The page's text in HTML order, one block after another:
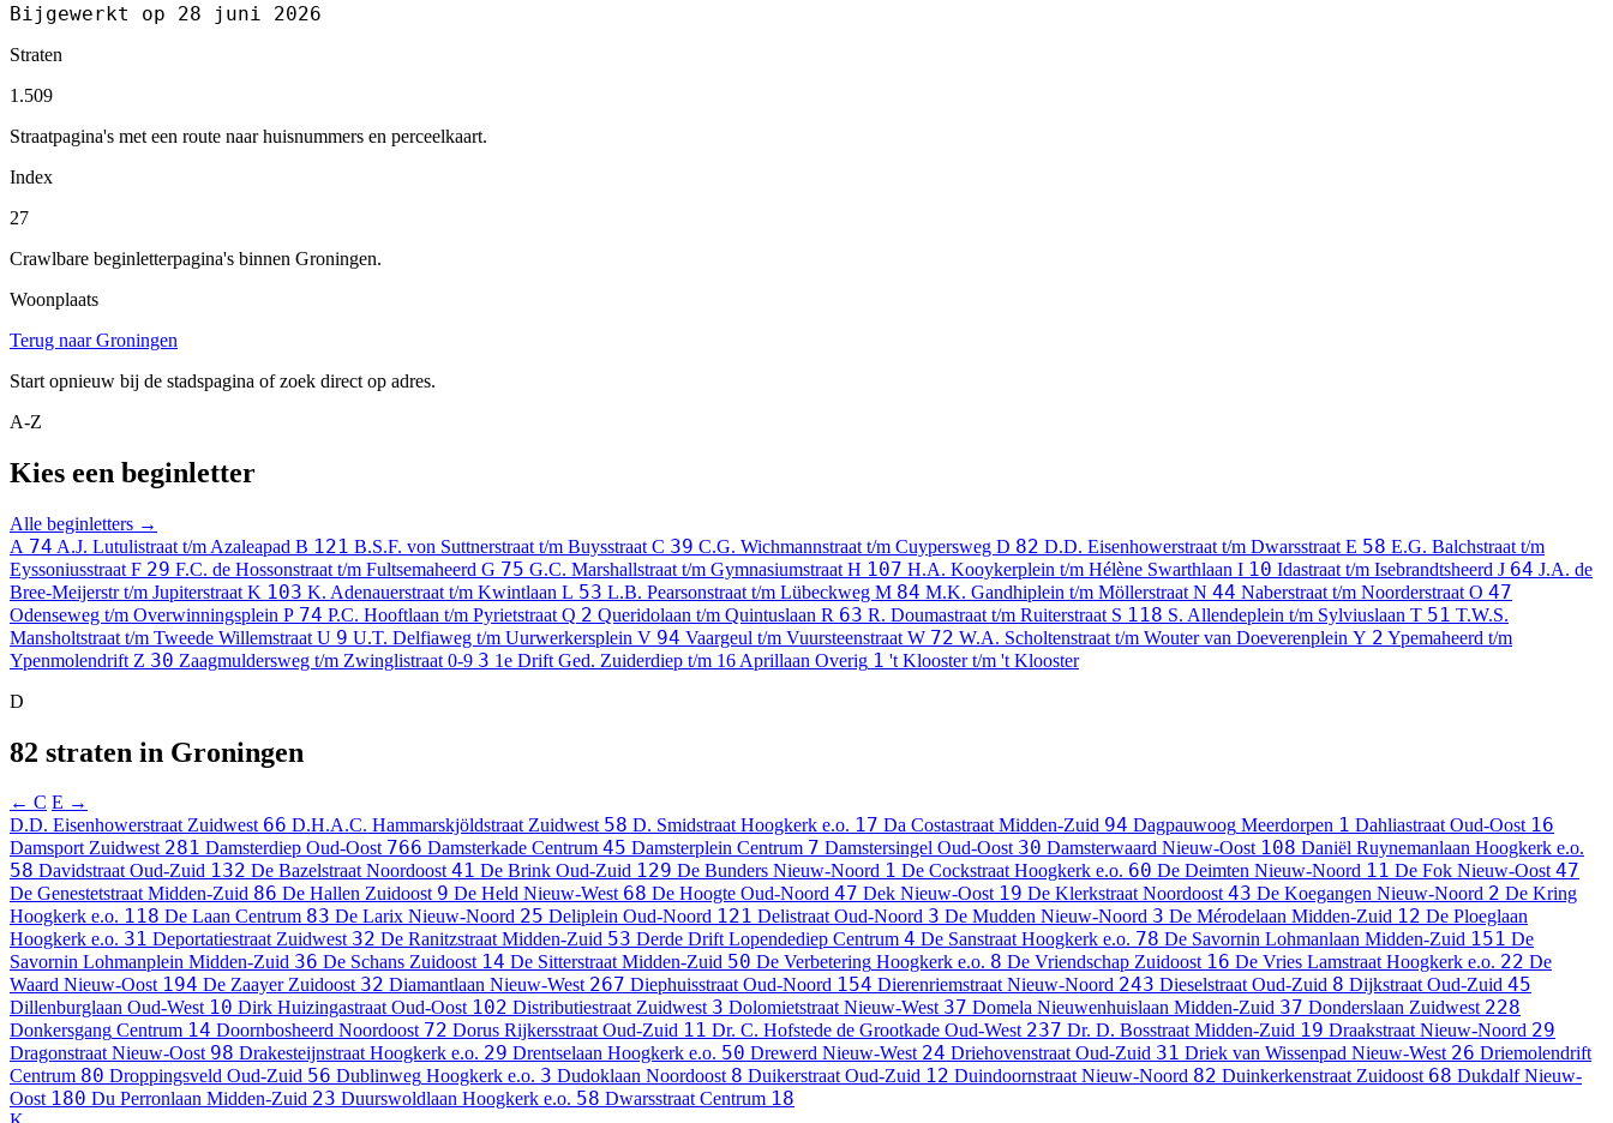
Bijgewerkt op 28 juni 2026
Straten
1.509
Straatpagina's met een route naar huisnummers en perceelkaart.
Index
27
Crawlbare beginletterpagina's binnen Groningen.
Woonplaats
Terug naar Groningen
Start opnieuw bij de stadspagina of zoek direct op adres.
A-Z
Kies een beginletter
Alle beginletters →
A 74 A.J. Lutulistraat t/m Azaleapad B 121 B.S.F. von Suttnerstraat t/m Buysstraat C 39 C.G. Wichmannstraat t/m Cuypersweg D 82 D.D. Eisenhowerstraat t/m Dwarsstraat E 58 E.G. Balchstraat t/m
Eyssoniusstraat F 29 F.C. de Hossonstraat t/m Fultsemaheerd G 75 G.C. Marshallstraat t/m Gymnasiumstraat H 107 H.A. Kooykerplein t/m Hélène Swarthlaan I 10 Idastraat t/m Isebrandtsheerd J 64 J.A. de
Bree-Meijerstr t/m Jupiterstraat K 103 K. Adenauerstraat t/m Kwintlaan L 53 L.B. Pearsonstraat t/m Lübeckweg M 84 M.K. Gandhiplein t/m Möllerstraat N 44 Naberstraat t/m Noorderstraat O 47
Odenseweg t/m Overwinningsplein P 74 P.C. Hooftlaan t/m Pyrietstraat Q 2 Queridolaan t/m Quintuslaan R 63 R. Doumastraat t/m Ruiterstraat S 118 S. Allendeplein t/m Sylviuslaan T 51 T.W.S.
Mansholtstraat t/m Tweede Willemstraat U 9 U.T. Delfiaweg t/m Uurwerkersplein V 94 Vaargeul t/m Vuursteenstraat W 72 W.A. Scholtenstraat t/m Wouter van Doeverenplein Y 2 Ypemaheerd t/m
Ypenmolendrift Z 30 Zaagmuldersweg t/m Zwinglistraat 0-9 3 1e Drift Ged. Zuiderdiep t/m 16 Aprillaan Overig 1 't Klooster t/m 't Klooster
D
82 straten in Groningen
← C E →
D.D. Eisenhowerstraat Zuidwest 66 D.H.A.C. Hammarskjöldstraat Zuidwest 58 D. Smidstraat Hoogkerk e.o. 17 Da Costastraat Midden-Zuid 94 Dagpauwoog Meerdorpen 1 Dahliastraat Oud-Oost 16
Damsport Zuidwest 281 Damsterdiep Oud-Oost 766 Damsterkade Centrum 45 Damsterplein Centrum 7 Damstersingel Oud-Oost 30 Damsterwaard Nieuw-Oost 108 Daniël Ruynemanlaan Hoogkerk e.o.
58 Davidstraat Oud-Zuid 132 De Bazelstraat Noordoost 41 De Brink Oud-Zuid 129 De Bunders Nieuw-Noord 1 De Cockstraat Hoogkerk e.o. 60 De Deimten Nieuw-Noord 11 De Fok Nieuw-Oost 47
De Genestetstraat Midden-Zuid 86 De Hallen Zuidoost 9 De Held Nieuw-West 68 De Hoogte Oud-Noord 47 Dek Nieuw-Oost 19 De Klerkstraat Noordoost 43 De Koegangen Nieuw-Noord 2 De Kring
Hoogkerk e.o. 118 De Laan Centrum 83 De Larix Nieuw-Noord 25 Deliplein Oud-Noord 121 Delistraat Oud-Noord 3 De Mudden Nieuw-Noord 3 De Mérodelaan Midden-Zuid 12 De Ploeglaan
Hoogkerk e.o. 31 Deportatiestraat Zuidwest 32 De Ranitzstraat Midden-Zuid 53 Derde Drift Lopendediep Centrum 4 De Sanstraat Hoogkerk e.o. 78 De Savornin Lohmanlaan Midden-Zuid 151 De
Savornin Lohmanplein Midden-Zuid 36 De Schans Zuidoost 14 De Sitterstraat Midden-Zuid 50 De Verbetering Hoogkerk e.o. 8 De Vriendschap Zuidoost 16 De Vries Lamstraat Hoogkerk e.o. 22 De
Waard Nieuw-Oost 194 De Zaayer Zuidoost 32 Diamantlaan Nieuw-West 267 Diephuisstraat Oud-Noord 154 Dierenriemstraat Nieuw-Noord 243 Dieselstraat Oud-Zuid 8 Dijkstraat Oud-Zuid 45
Dillenburglaan Oud-West 10 Dirk Huizingastraat Oud-Oost 102 Distributiestraat Zuidwest 3 Dolomietstraat Nieuw-West 37 Domela Nieuwenhuislaan Midden-Zuid 37 Donderslaan Zuidwest 228
Donkersgang Centrum 14 Doornbosheerd Noordoost 72 Dorus Rijkersstraat Oud-Zuid 11 Dr. C. Hofstede de Grootkade Oud-West 237 Dr. D. Bosstraat Midden-Zuid 19 Draakstraat Nieuw-Noord 29
Dragonstraat Nieuw-Oost 98 Drakesteijnstraat Hoogkerk e.o. 29 Drentselaan Hoogkerk e.o. 50 Drewerd Nieuw-West 24 Driehovenstraat Oud-Zuid 31 Driek van Wissenpad Nieuw-West 26 Driemolendrift
Centrum 80 Droppingsveld Oud-Zuid 56 Dublinweg Hoogkerk e.o. 3 Dudoklaan Noordoost 8 Duikerstraat Oud-Zuid 12 Duindoornstraat Nieuw-Noord 82 Duinkerkenstraat Zuidoost 68 Dukdalf Nieuw-
Oost 180 Du Perronlaan Midden-Zuid 23 Duurswoldlaan Hoogkerk e.o. 58 Dwarsstraat Centrum 18